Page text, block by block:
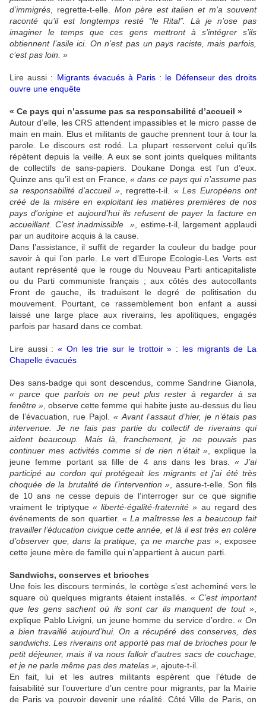
d’immigrés, regrette-t-elle. Mon père est italien et m’a souvent
raconté qu’il est longtemps resté “le Rital”. Là je n’ose pas
imaginer le temps que ces gens mettront à s’intégrer s’ils
obtiennent l’asile ici. On n’est pas un pays raciste, mais parfois,
c’est pas loin. »
Lire aussi : Migrants évacués à Paris : le Défenseur des droits
ouvre une enquête
« Ce pays qui n’assume pas sa responsabilité d’accueil »
Autour d’elle, les CRS attendent impassibles et le micro passe de
main en main. Elus et militants de gauche prennent tour à tour la
parole. Le discours est rodé. La plupart resservent celui qu’ils
répètent depuis la veille. A eux se sont joints quelques militants
de collectifs de sans-papiers. Doukane Donga est l’un d’eux.
Quinze ans qu’il est en France, « dans ce pays qui n’assume pas
sa responsabilité d’accueil », regrette-t-il. « Les Européens ont
créé de la misère en exploitant les matières premières de nos
pays d’origine et aujourd’hui ils refusent de payer la facture en
accueillant. C’est inadmissible », estime-t-il, largement applaudi
par un auditoire acquis à la cause.
Dans l’assistance, il suffit de regarder la couleur du badge pour
savoir à qui l’on parle. Le vert d’Europe Ecologie-Les Verts est
autant représenté que le rouge du Nouveau Parti anticapitaliste
ou du Parti communiste français ; aux côtés des autocollants
Front de gauche, ils traduisent le degré de politisation du
mouvement. Pourtant, ce rassemblement bon enfant a aussi
laissé une large place aux riverains, les apolitiques, engagés
parfois par hasard dans ce combat.
Lire aussi :« On les trie sur le trottoir » : les migrants de La
Chapelle évacués
Des sans-badge qui sont descendus, comme Sandrine Gianola,
« parce que parfois on ne peut plus rester à regarder à sa
fenêtre », observe cette femme qui habite juste au-dessus du lieu
de l’évacuation, rue Pajol. « Avant l’assaut d’hier, je n’étais pas
intervenue. Je ne fais pas partie du collectif de riverains qui
aident beaucoup. Mais là, franchement, je ne pouvais pas
continuer mes activités comme si de rien n’était », explique la
jeune femme portant sa fille de 4 ans dans les bras. « J’ai
participé au cordon qui protégeait les migrants et j’ai été très
choquée de la brutalité de l’intervention », assure-t-elle. Son fils
de 10 ans ne cesse depuis de l’interroger sur ce que signifie
vraiment le triptyque « liberté-égalité-fraternité » au regard des
événements de son quartier. « La maîtresse les a beaucoup fait
travailler l’éducation civique cette année, et là il est très en colère
d’observer que, dans la pratique, ça ne marche pas », exposee
cette jeune mère de famille qui n’appartient à aucun parti.
Sandwichs, conserves et brioches
Une fois les discours terminés, le cortège s’est acheminé vers le
square où quelques migrants étaient installés. « C’est important
que les gens sachent où ils sont car ils manquent de tout »,
explique Pablo Livigni, un jeune homme du service d’ordre.« On
a bien travaillé aujourd’hui. On a récupéré des conserves, des
sandwichs. Les riverains ont apporté pas mal de brioches pour le
petit déjeuner, mais il va nous falloir d’autres sacs de couchage,
et je ne parle même pas des matelas », ajoute-t-il.
En fait, lui et les autres militants espèrent que l’étude de
faisabilité sur l’ouverture d’un centre pour migrants, par la Mairie
de Paris va pouvoir devenir une réalité. Côté Ville de Paris, on